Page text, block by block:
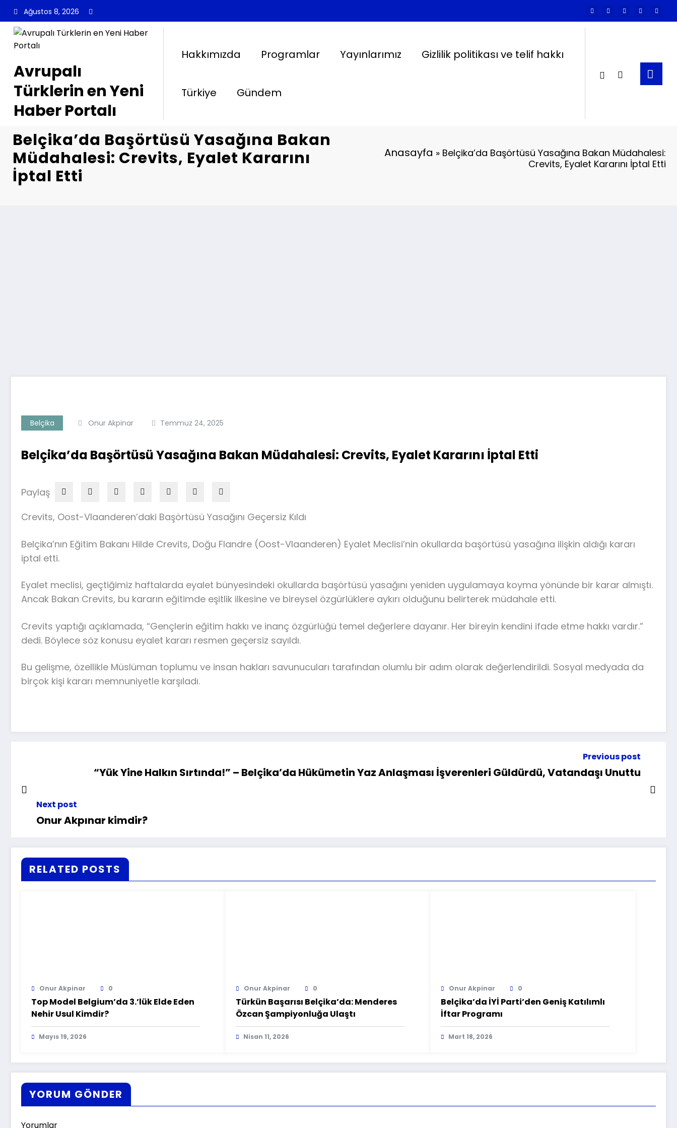
Ağustos 8, 2026
Avrupalı
Türklerin en Yeni
Haber Portalı
Hakkımızda Programlar Yayınlarımız Gizlilik politikası ve telif hakkı
Türkiye Gündem
Belçika’da Başörtüsü Yasağına Bakan
Müdahalesi: Crevits, Eyalet Kararını
İptal Etti
Anasayfa » Belçika’da Başörtüsü Yasağına Bakan Müdahalesi:
Crevits, Eyalet Kararını İptal Etti
Belçika Onur Akpinar Temmuz 24, 2025
Belçika’da Başörtüsü Yasağına Bakan Müdahalesi: Crevits, Eyalet Kararını İptal Etti
Paylaş
Crevits, Oost-Vlaanderen’daki Başörtüsü Yasağını Geçersiz Kıldı
Belçika’nın Eğitim Bakanı Hilde Crevits, Doğu Flandre (Oost-Vlaanderen) Eyalet Meclisi’nin okullarda başörtüsü yasağına ilişkin aldığı kararı
iptal etti.
Eyalet meclisi, geçtiğimiz haftalarda eyalet bünyesindeki okullarda başörtüsü yasağını yeniden uygulamaya koyma yönünde bir karar almıştı.
Ancak Bakan Crevits, bu kararın eğitimde eşitlik ilkesine ve bireysel özgürlüklere aykırı olduğunu belirterek müdahale etti.
Crevits yaptığı açıklamada, “Gençlerin eğitim hakkı ve inanç özgürlüğü temel değerlere dayanır. Her bireyin kendini ifade etme hakkı vardır.”
dedi. Böylece söz konusu eyalet kararı resmen geçersiz sayıldı.
Bu gelişme, özellikle Müslüman toplumu ve insan hakları savunucuları tarafından olumlu bir adım olarak değerlendirildi. Sosyal medyada da
birçok kişi kararı memnuniyetle karşıladı.
Previous post
“Yük Yine Halkın Sırtında!” – Belçika’da Hükümetin Yaz Anlaşması İşverenleri Güldürdü, Vatandaşı Unuttu
Next post
Onur Akpınar kimdir?
RELATED POSTS
Onur Akpinar 0
Top Model Belgium’da 3.’lük Elde Eden
Nehir Usul Kimdir?
Mayıs 19, 2026
Onur Akpinar 0
Türkün Başarısı Belçika’da: Menderes
Özcan Şampiyonluğa Ulaştı
Nisan 11, 2026
Onur Akpinar 0
Belçika’da İYİ Parti’den Geniş Katılımlı
İftar Programı
Mart 18, 2026
YORUM GÖNDER
Yorumlar